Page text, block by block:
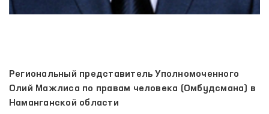
Региональный представитель Уполномоченного
Олий Мажлиса по правам человека (Омбудсмана) в
Наманганской области